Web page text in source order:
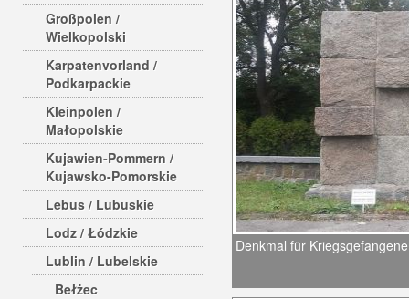
Großpolen /
Wielkopolski
Karpatenvorland /
Podkarpackie
Kleinpolen /
Małopolskie
Kujawien-Pommern /
Kujawsko-Pomorskie
Lebus / Lubuskie
Lodz / Łódzkie
Lublin / Lubelskie
Bełżec
Denkmal für Kriegsgefangene